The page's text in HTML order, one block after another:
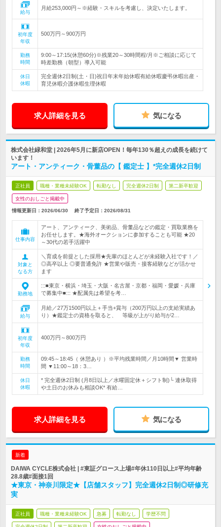
給与
月給253,000円～※経験・スキルを考慮し、決定いたします。
初年度
年収
500万円～900万円
勤務
時間
9:00～17:15(休憩60分)※残業20～30時間程/月※ご相談に応じて
時差勤務（朝型）導入可能
休日
休暇
完全週休2日制(土・日)祝日年末年始休暇有給休暇慶弔休暇出産・
育児休暇介護休暇生理休暇
求人詳細を見る 気になる
株式会社緑和堂 | 2026年5月に新店OPEN！毎年130％超えの成長を続けて
います！
アート・アンティーク・骨董品の【 鑑定士 】*完全週休2日制
正社員 職種・業種未経験OK 転勤なし 完全週休2日制 第二新卒歓迎
女性のおしごと掲載中
情報更新日：2026/06/30 終了予定日： 2026/08/31
仕事内容
アート、アンティーク、美術品、骨董品などの鑑定・買取業務を
お任せします。★海外オークションに参加することも可能 ★20
～30代の若手活躍中
対象と
なる方
＼育成を前提とした採用★先輩のほとんどが未経験入社です！／
◎高卒以上 ◎要普通免許 ★営業や販売・接客経験などが活かせ
ます
勤務地
:::■東京・横浜・埼玉・大阪・名古屋・京都・福岡・愛媛・兵庫
で募集中■::: ★配属先は希望を考…
給与
月給／27万1500円以上＋手当+賞与（200万円以上の支給実績あ
り）★鑑定士の資格を取ると、 等級が上がり給与が2…
初年度
年収
400万円～800万円
勤務
時間
09:45～18:45（ 休憩あり ）※平均残業時間／月10時間▼ 営業時
間 ▼11:00～18：3…
休日
休暇
* 完全週休2日制 (月8日以上／水曜固定休＋シフト制)└ 連休取得
や土日のお休みも相談OK* 有給…
求人詳細を見る 気になる
新着
DAIWA CYCLE株式会社 | #東証グロース上場#年休110日以上#平均年齢
28.8歳#面接1回
★東京・神奈川限定★【店舗スタッフ】完全週休2日制◎研修充
実
正社員 職種・業種未経験OK 急募 転勤なし 学歴不問